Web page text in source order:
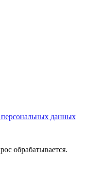
персональных данных
обрабатывается.